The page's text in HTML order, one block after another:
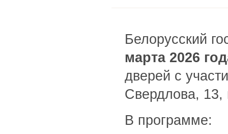
Белорусский
марта 2026
дверей с
Свердлова,
В программе: